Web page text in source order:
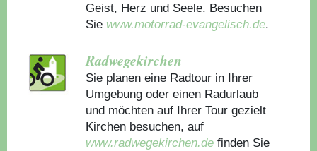
Geist, Herz und Seele. Besuchen
Sie www.motorrad-evangelisch.de.
Radwegekirchen
Sie planen eine Radtour in Ihrer
Umgebung oder einen Radurlaub
und möchten auf Ihrer Tour gezielt
Kirchen besuchen, auf
www.radwegekirchen.de finden Sie